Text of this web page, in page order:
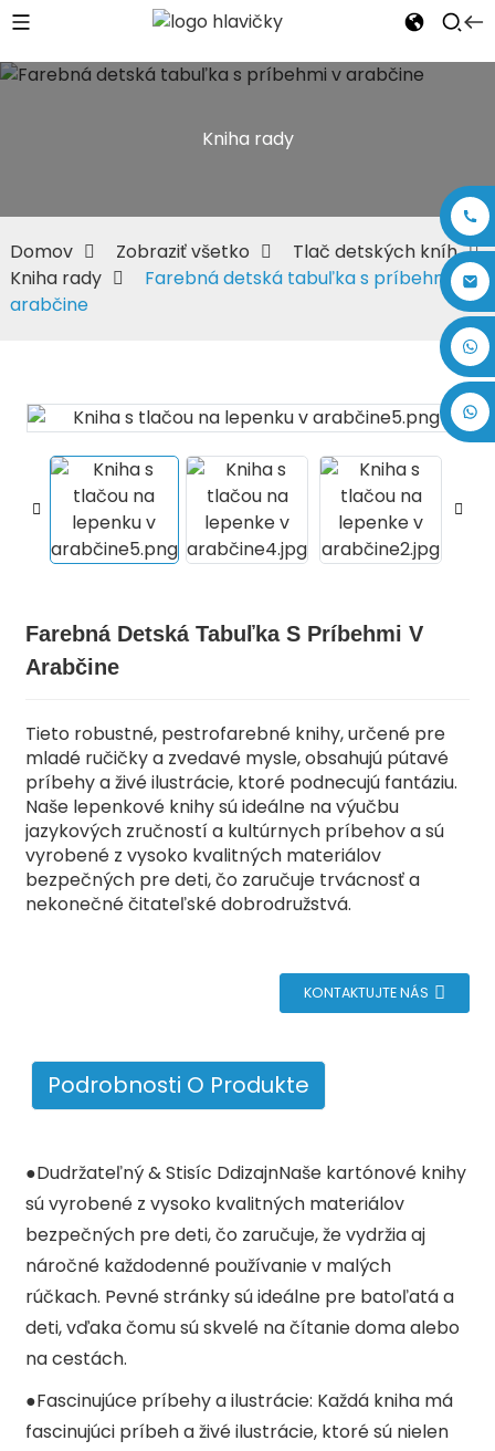
Kniha rady
Domov Zobraziť všetko
Tlač detských kníh
Kniha rady
Farebná detská tabuľka s príbehmi v
arabčine
Farebná Detská Tabuľka S Príbehmi V
Arabčine
Tieto robustné, pestrofarebné knihy, určené pre
mladé ručičky a zvedavé mysle, obsahujú pútavé
príbehy a živé ilustrácie, ktoré podnecujú fantáziu.
Naše lepenkové knihy sú ideálne na výučbu
jazykových zručností a kultúrnych príbehov a sú
vyrobené z vysoko kvalitných materiálov
bezpečných pre deti, čo zaručuje trvácnosť a
nekonečné čitateľské dobrodružstvá.
KONTAKTUJTE NÁS
Podrobnosti O Produkte
●Dudržateľný& Stisíc DdizajnNaše kartónové knihy
sú vyrobené z vysoko kvalitných materiálov
bezpečných pre deti, čo zaručuje, že vydržia aj
náročné každodenné používanie v malých
rúčkach. Pevné stránky sú ideálne pre batoľatá a
deti, vďaka čomu sú skvelé na čítanie doma alebo
na cestách.
●Fascinujúce príbehy a ilustrácie: Každá kniha má
fascinujúci príbeh a živé ilustrácie, ktoré sú nielen